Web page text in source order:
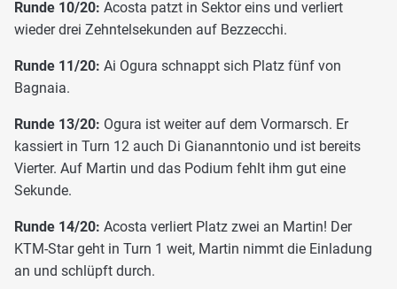
Runde 10/20: Acosta patzt in Sektor eins und verliert
wieder drei Zehntelsekunden auf Bezzecchi.
Runde 11/20: Ai Ogura schnappt sich Platz fünf von
Bagnaia.
Runde 13/20: Ogura ist weiter auf dem Vormarsch. Er
kassiert in Turn 12 auch Di Giananntonio und ist bereits
Vierter. Auf Martin und das Podium fehlt ihm gut eine
Sekunde.
Runde 14/20: Acosta verliert Platz zwei an Martin! Der
KTM-Star geht in Turn 1 weit, Martin nimmt die Einladung
an und schlüpft durch.